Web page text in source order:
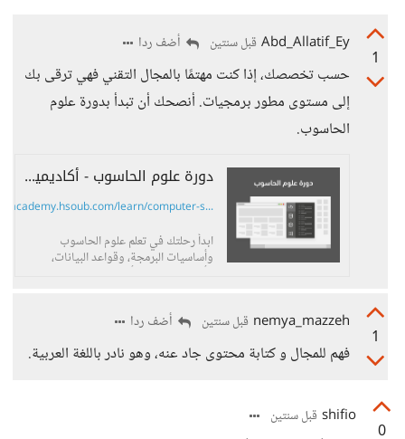
1
Abd_Allatif_Ey قبل سنتين أضف ردا
حسب تخصصك، إذا كنت مهتمًا بالمجال التقني فهي ترقى بك
إلى مستوى مطور برمجيات. أنصحك أن تبدأ بدورة علوم
الحاسوب.
دورة علوم الحاسوب - أكاديمية حسوب
academy.hsoub.com/learn/computer-s...
ابدأ رحلتك في تعلم علوم الحاسوب
وأساسيات البرمجة، وقواعد البيانات،
وأنظمة التشغيل وأساسيات هندسة
الحاجة لخبرة برمجية مسبقة.
1
nemya_mazzeh قبل سنتين أضف ردا
فهم للمجال و كتابة محتوى جاد عنه، وهو نادر باللغة العربية.
0
shifio قبل سنتين